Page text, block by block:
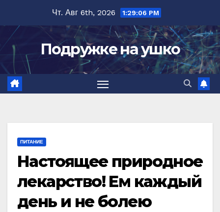
содержимому
Чт. Авг 6th, 2026 1:29:07 PM
Подружке на ушко
ПИТАНИЕ
Настоящее природное
лекарство! Ем каждый
день и не болею